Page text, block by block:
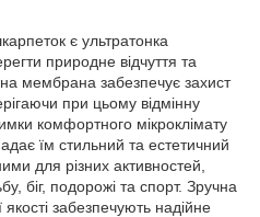
є ультратонка
природне відчуття та
мембрана забезпечує захист
при цьому відмінну
комфортного мікроклімату
їм стильний та естетичний
для різних активностей,
біг, подорожі та спорт. Зручна
забезпечують надійне